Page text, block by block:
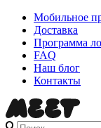
Мобильное
Доставка
Программа
FAQ
Наш блог
Контакты